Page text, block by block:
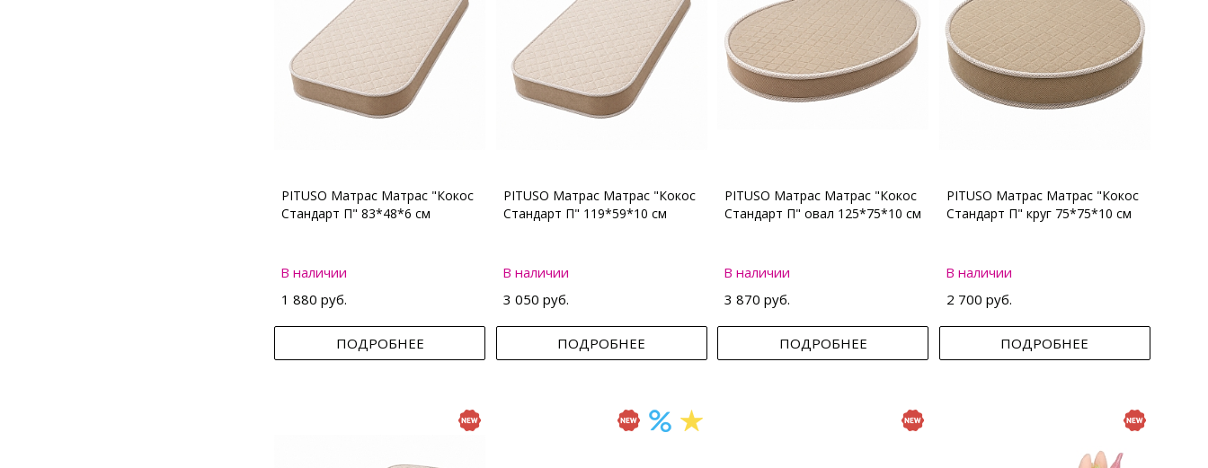
PITUSO Матрас Матрас "Кокос
Стандарт П" 83*48*6 см
В наличии
1 880 руб.
ПОДРОБНЕЕ
PITUSO Матрас Матрас "Кокос
Стандарт П" 119*59*10 см
В наличии
3 050 руб.
ПОДРОБНЕЕ
PITUSO Матрас Матрас "Кокос
Стандарт П" овал 125*75*10 см
В наличии
3 870 руб.
ПОДРОБНЕЕ
PITUSO Матрас Матрас "Кокос
Стандарт П" круг 75*75*10 см
В наличии
2 700 руб.
ПОДРОБНЕЕ